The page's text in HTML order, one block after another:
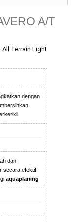
A/T
All Terrain Light
dengan
dan
secara efektif
aquaplaning